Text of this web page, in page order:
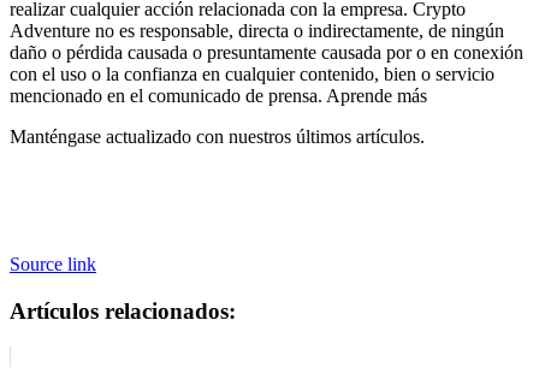
realizar cualquier acción relacionada con la empresa. Crypto
Adventure no es responsable, directa o indirectamente, de ningún
daño o pérdida causada o presuntamente causada por o en conexión
con el uso o la confianza en cualquier contenido, bien o servicio
mencionado en el comunicado de prensa. Aprende más
Manténgase actualizado con nuestros últimos artículos.
Source link
Artículos relacionados: